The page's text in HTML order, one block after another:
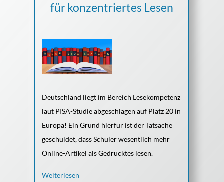
für konzentriertes Lesen
Deutschland liegt im Bereich Lesekompetenz
laut PISA-Studie abgeschlagen auf Platz 20 in
Europa! Ein Grund hierfür ist der Tatsache
geschuldet, dass Schüler wesentlich mehr
Online-Artikel als Gedrucktes lesen.
Weiterlesen